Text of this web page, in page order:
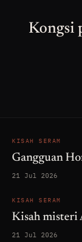
Kongsi
KISAH SERAM
Gangguan
21 Jul 2026
KISAH SERAM
Kisah misteri
21 Jul 2026